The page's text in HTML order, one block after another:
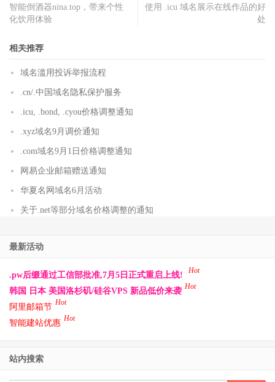
智能倒酒器nina.top，带来个性
化饮用体验
使用 .icu 域名展示在线作品的好
处
相关推荐
域名滥用投诉举报流程
.cn/.中国域名隐私保护服务
.icu, .bond, .cyou价格调整通知
.xyz域名9月调价通知
.com域名9月1日价格调整通知
网易企业邮箱赠送通知
华夏名网域名6月活动
关于.net等部分域名价格调整的通知
最新活动
.pw后缀通过工信部批准,7月5日正式重启上线! Hot
韩国 日本 美国洛杉矶/硅谷VPS 新品低价来袭 Hot
阿里邮箱节 Hot
智能建站优惠 Hot
站内搜索